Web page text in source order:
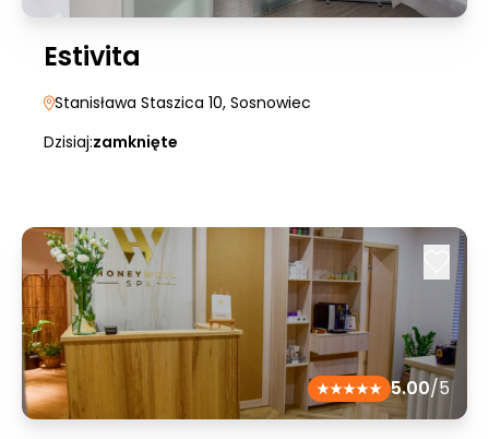
Estivita
Stanisława Staszica 10, Sosnowiec
Dzisiaj:zamknięte
5.00/5